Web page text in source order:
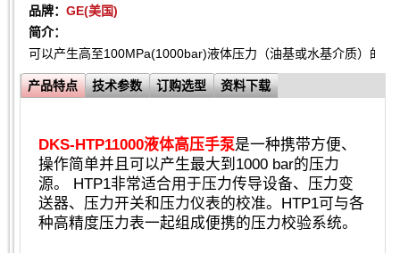
品牌： GE(美国)
简介：
可以产生高至100MPa(1000bar)液体压力（油基或水基介质）的液
产品特点 技术参数 订购选型 资料下载
DKS-HTP11000液体高压手泵是一种携带方便、
操作简单并且可以产生最大到1000 bar的压力
源。 HTP1非常适合用于压力传导设备、压力变
送器、压力开关和压力仪表的校准。HTP1可与各
种高精度压力表一起组成便携的压力校验系统。